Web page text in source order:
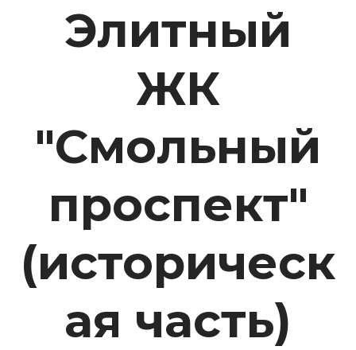
Элитный
ЖК
"Смольный
проспект"
(историческ
ая часть)